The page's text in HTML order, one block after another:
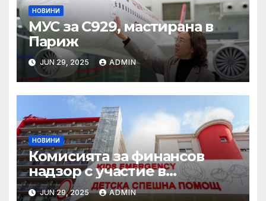
НОВИНИ
МУС за C929, мастирана в
Париж
JUN 29, 2025 ADMIN
НОВИНИ
Комисията за финансов
надзор с участие в
конференцията „Промени в
JUN 29, 2025 ADMIN